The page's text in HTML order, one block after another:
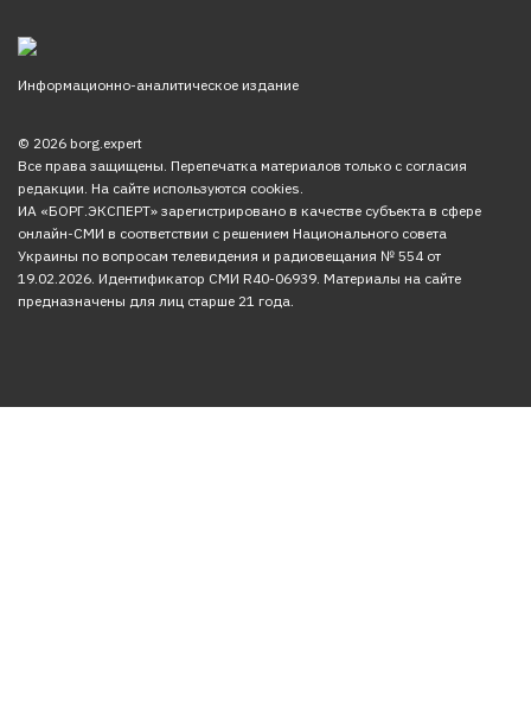
Информационно-аналитическое издание
© 2026 borg.expert
Все права защищены. Перепечатка материалов только с согласия
редакции. На сайте используются cookies.
ИА «БОРГ.ЭКСПЕРТ» зарегистрировано в качестве субъекта в сфере
онлайн-СМИ в соответствии с решением Национального совета
Украины по вопросам телевидения и радиовещания № 554 от
19.02.2026. Идентификатор СМИ R40-06939. Материалы на сайте
предназначены для лиц старше 21 года.